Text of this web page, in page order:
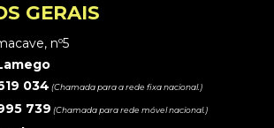
GERAIS
nº5
034 (Chamada para a rede fixa nacional.)
739 (Chamada para rede móvel nacional.)